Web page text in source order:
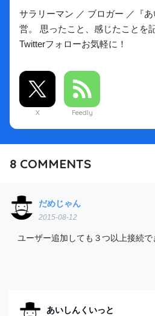
サラリーマン ／ ブロガー ／『
営。 思ったこと、感じたことを
Twitterフォローお気軽に！
X Feedly
8COMMENTS
だめじゃん
2015-08-12
ユーザー追加しても３つ以上接続で
あいしんくいっと